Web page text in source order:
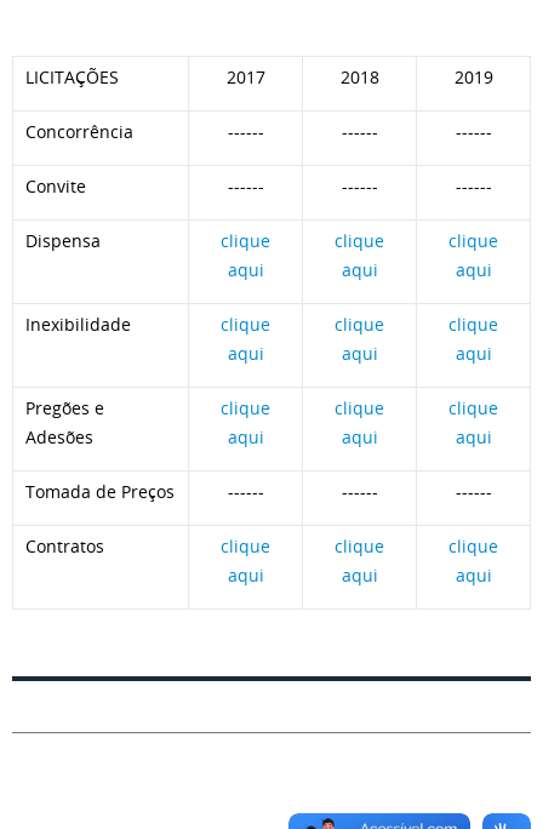
LICITAÇÕES 2017 2018 2019
Concorrência ------ ------ ------
Convite ------ ------ ------
Dispensa
clique
aqui
clique
aqui
clique
aqui
Inexibilidade
clique
aqui
clique
aqui
clique
aqui
Pregões e
Adesões
clique
aqui
clique
aqui
clique
aqui
Tomada de Preços ------ ------ ------
Contratos
clique
aqui
clique
aqui
clique
aqui